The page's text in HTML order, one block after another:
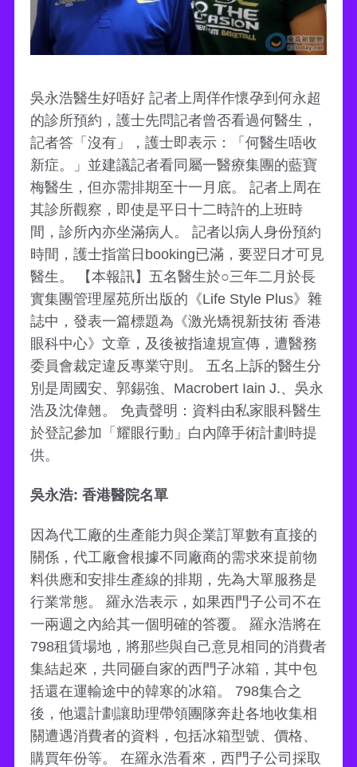
吳永浩醫生好唔好 記者上周佯作懷孕到何永超
的診所預約，護士先問記者曾否看過何醫生，
記者答「沒有」，護士即表示：「何醫生唔收
新症。」並建議記者看同屬一醫療集團的藍寶
梅醫生，但亦需排期至十一月底。 記者上周在
其診所觀察，即使是平日十二時許的上班時
間，診所內亦坐滿病人。 記者以病人身份預約
時間，護士指當日booking已滿，要翌日才可見
醫生。 【本報訊】五名醫生於○三年二月於長
實集團管理屋苑所出版的《Life Style Plus》雜
誌中，發表一篇標題為《激光矯視新技術 香港
眼科中心》文章，及後被指違規宣傳，遭醫務
委員會裁定違反專業守則。 五名上訴的醫生分
別是周國安、郭錫強、Macrobert Iain J.、吳永
浩及沈偉翹。 免責聲明：資料由私家眼科醫生
於登記參加「耀眼行動」白內障手術計劃時提
供。
吳永浩: 香港醫院名單
因為代工廠的生產能力與企業訂單數有直接的
關係，代工廠會根據不同廠商的需求來提前物
料供應和安排生產線的排期，先為大單服務是
行業常態。 羅永浩表示，如果西門子公司不在
一兩週之內給其一個明確的答覆。 羅永浩將在
798租賃場地，將那些與自己意見相同的消費者
集結起來，共同砸自家的西門子冰箱，其中包
括還在運輸途中的韓寒的冰箱。 798集合之
後，他還計劃讓助理帶領團隊奔赴各地收集相
關遭遇消費者的資料，包括冰箱型號、價格、
購買年份等。 在羅永浩看來，西門子公司採取